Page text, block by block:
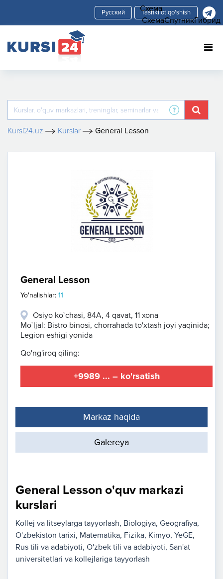
Tashkilot qo'shish
Kursi24.uz Kurslar General Lesson
General Lesson
Yo'nalishlar: 11
Osiyo ko`chasi, 84A, 4 qavat, 11 xona
Mo`ljal: Bistro binosi, chorrahada to'xtash joyi yaqinida;
Legion eshigi yonida
Qo'ng'iroq qiling:
+9989 ... – ko'rsatish
Markaz haqida
Galereya
General Lesson o'quv markazi
kurslari
Kollej va litseylarga tayyorlash Biologiya Geografiya
O'zbekiston tarixi Matematika Fizika Kimyo YeGE
Rus tili va adabiyoti O'zbek tili va adabiyoti San'at
universitetlari va kollejlariga tayyorlash
Схема
СхемаСпутникГибрид